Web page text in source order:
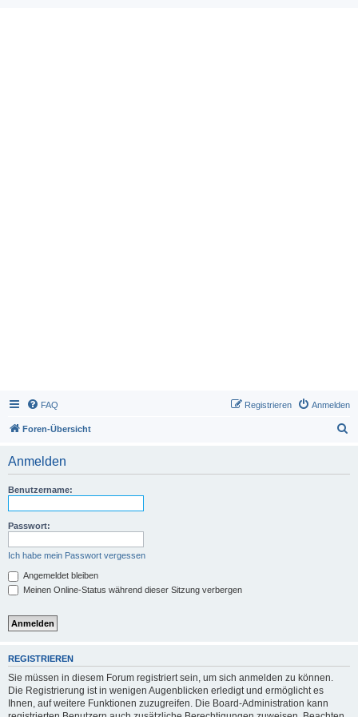
FAQ Anmelden
Registrieren
Foren-Übersicht
Anmelden
Benutzername:
Passwort:
Ich habe mein Passwort vergessen
Angemeldet bleiben
Meinen Online-Status während dieser Sitzung verbergen
REGISTRIEREN
Sie müssen in diesem Forum registriert sein, um sich anmelden zu können.
Die Registrierung ist in wenigen Augenblicken erledigt und ermöglicht es
Ihnen, auf weitere Funktionen zuzugreifen. Die Board-Administration kann